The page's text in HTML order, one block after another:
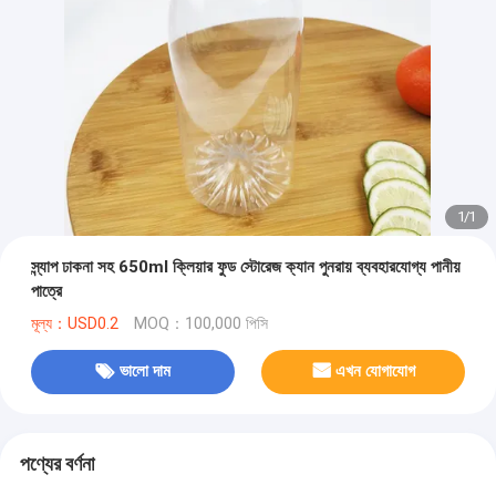
1/1
স্ন্যাপ ঢাকনা সহ 650ml ক্লিয়ার ফুড স্টোরেজ ক্যান পুনরায় ব্যবহারযোগ্য পানীয়
পাত্রে
মূল্য：USD0.2 MOQ：100,000 পিসি
ভালো দাম এখন যোগাযোগ
পণ্যের বর্ণনা